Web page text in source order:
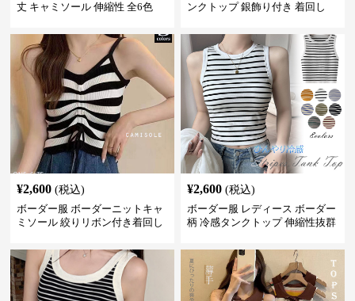
丈 キャミソール 伸縮性 全6色
ンクトップ 銀飾り付き 着回し
¥2,600 (税込)
ボーダー服 ボーダーニットキャ
ミソール 絞りリボン付き着回し
¥2,600 (税込)
ボーダー服 レディース ボーダー
柄 冷感タンクトップ 伸縮性抜群